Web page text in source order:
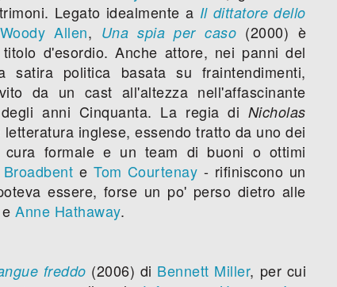
Legato idealmente a Il dittatore dello
Woody Allen, Una spia per caso (2000) è
d'esordio. Anche attore, nei panni del
satira politica basata su fraintendimenti,
da un cast all'altezza nell'affascinante
anni Cinquanta. La regia di Nicholas
inglese, essendo tratto da uno dei
formale e un team di buoni o ottimi
e Tom Courtenay - rifiniscono un
essere, forse un po' perso dietro alle
e Anne Hathaway.
freddo (2006) di Bennett Miller, per cui